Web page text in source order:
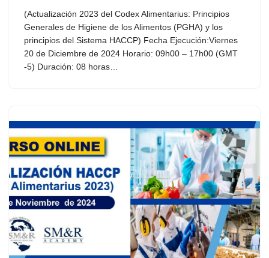
(Actualización 2023 del Codex Alimentarius: Principios
Generales de Higiene de los Alimentos (PGHA) y los
principios del Sistema HACCP) Fecha Ejecución:Viernes
20 de Diciembre de 2024 Horario: 09h00 – 17h00 (GMT
-5) Duración: 08 horas…